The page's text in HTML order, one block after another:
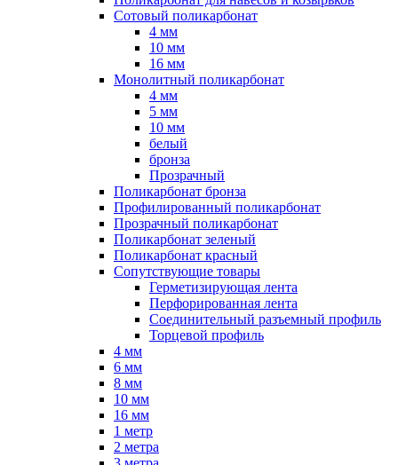
Сотовый поликарбонат
4 мм
10 мм
16 мм
Монолитный поликарбонат
4 мм
5 мм
10 мм
белый
бронза
Прозрачный
Поликарбонат бронза
Профилированный поликарбонат
Прозрачный поликарбонат
Поликарбонат зеленый
Поликарбонат красный
Сопутствующие товары
Герметизирующая лента
Перфорированная лента
Соединительный разъемный профиль
Торцевой профиль
4 мм
6 мм
8 мм
10 мм
16 мм
1 метр
2 метра